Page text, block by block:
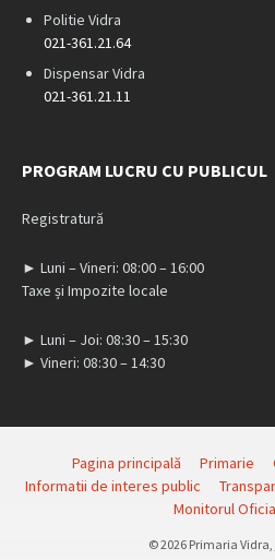
Politie Vidra
021-361.21.64
Dispensar Vidra
021-361.21.11
PROGRAM LUCRU CU PUBLICUL
Registratură
► Luni – Vineri: 08:00 – 16:00
Taxe și Impozite locale
► Luni – Joi: 08:30 – 15:30
► Vineri: 08:30 – 14:30
Pagina principală Primarie
Informatii de interes public
Monitorul
© 2026 Primaria